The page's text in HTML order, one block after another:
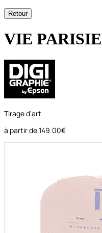
Retour
VIE
Tirage d'art
à partir de149.00€